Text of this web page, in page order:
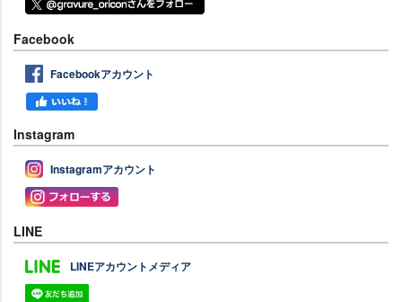
Facebook
Facebookアカウント
Instagram
Instagramアカウント
LINE
LINEアカウントメディア